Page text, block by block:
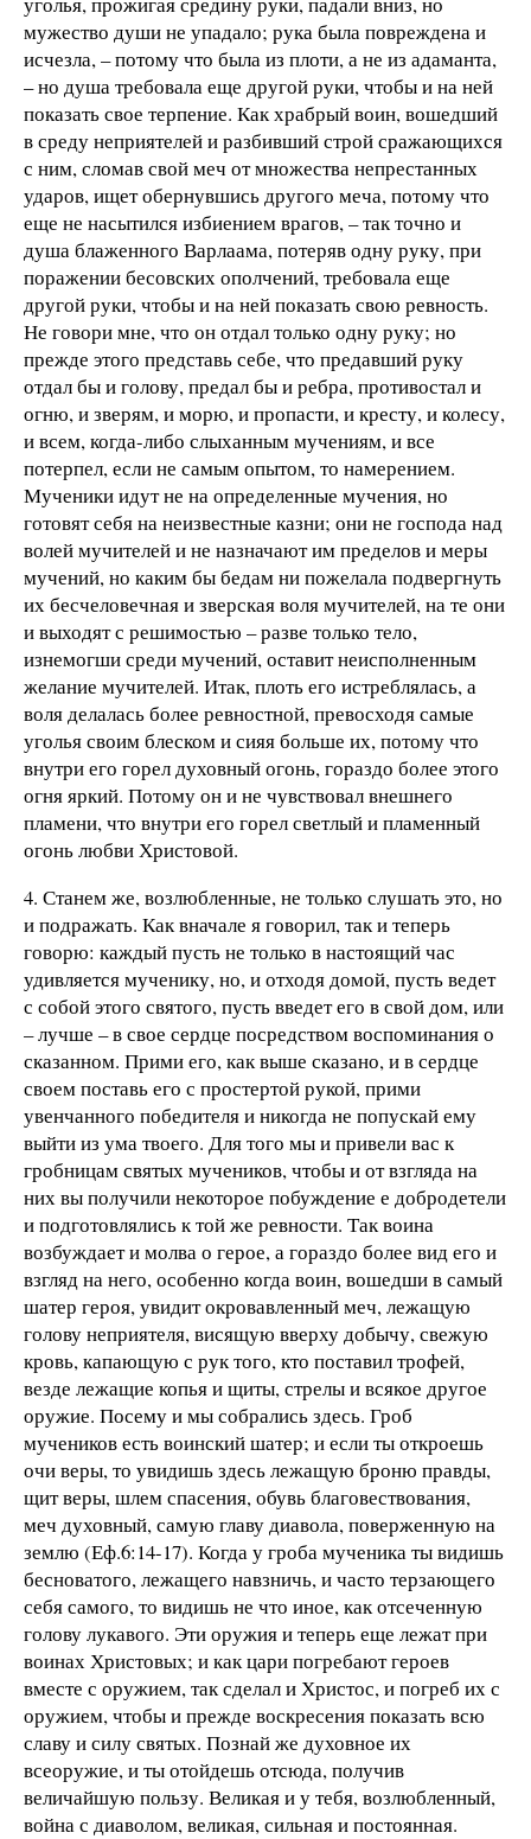
мужество души не упадало; рука была повреждена и
исчезла, – потому что была из плоти, а не из адаманта,
– но душа требовала еще другой руки, чтобы и на ней
показать свое терпение. Как храбрый воин, вошедший
в среду неприятелей и разбивший строй сражающихся
с ним, сломав свой меч от множества непрестанных
ударов, ищет обернувшись другого меча, потому что
еще не насытился избиением врагов, – так точно и
душа блаженного Варлаама, потеряв одну руку, при
поражении бесовских ополчений, требовала еще
другой руки, чтобы и на ней показать свою ревность.
Не говори мне, что он отдал только одну руку; но
прежде этого представь себе, что предавший руку
отдал бы и голову, предал бы и ребра, противостал и
огню, и зверям, и морю, и пропасти, и кресту, и колесу,
и всем, когда-либо слыханным мучениям, и все
потерпел, если не самым опытом, то намерением.
Мученики идут не на определенные мучения, но
готовят себя на неизвестные казни; они не господа над
волей мучителей и не назначают им пределов и меры
мучений, но каким бы бедам ни пожелала подвергнуть
их бесчеловечная и зверская воля мучителей, на те они
и выходят с решимостью – разве только тело,
изнемогши среди мучений, оставит неисполненным
желание мучителей. Итак, плоть его истреблялась, а
воля делалась более ревностной, превосходя самые
уголья своим блеском и сияя больше их, потому что
внутри его горел духовный огонь, гораздо более этого
огня яркий. Потому он и не чувствовал внешнего
пламени, что внутри его горел светлый и пламенный
огонь любви Христовой.
4. Станем же, возлюбленные, не только слушать это, но
и подражать. Как вначале я говорил, так и теперь
говорю: каждый пусть не только в настоящий час
удивляется мученику, но, и отходя домой, пусть ведет
с собой этого святого, пусть введет его в свой дом, или
– лучше – в свое сердце посредством воспоминания о
сказанном. Прими его, как выше сказано, и в сердце
своем поставь его с простертой рукой, прими
увенчанного победителя и никогда не попускай ему
выйти из ума твоего. Для того мы и привели вас к
гробницам святых мучеников, чтобы и от взгляда на
них вы получили некоторое побуждение е добродетели
и подготовлялись к той же ревности. Так воина
возбуждает и молва о герое, а гораздо более вид его и
взгляд на него, особенно когда воин, вошедши в самый
шатер героя, увидит окровавленный меч, лежащую
голову неприятеля, висящую вверху добычу, свежую
кровь, капающую с рук того, кто поставил трофей,
везде лежащие копья и щиты, стрелы и всякое другое
оружие. Посему и мы собрались здесь. Гроб
мучеников есть воинский шатер; и если ты откроешь
очи веры, то увидишь здесь лежащую броню правды,
щит веры, шлем спасения, обувь благовествования,
меч духовный, самую главу диавола, поверженную на
землю (Еф.6:14-17). Когда у гроба мученика ты видишь
бесноватого, лежащего навзничь, и часто терзающего
себя самого, то видишь не что иное, как отсеченную
голову лукавого. Эти оружия и теперь еще лежат при
воинах Христовых; и как цари погребают героев
вместе с оружием, так сделал и Христос, и погреб их с
оружием, чтобы и прежде воскресения показать всю
славу и силу святых. Познай же духовное их
всеоружие, и ты отойдешь отсюда, получив
величайшую пользу. Великая и у тебя, возлюбленный,
война с диаволом, великая, сильная и постоянная.